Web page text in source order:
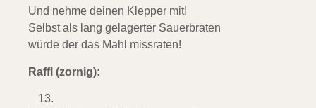
Und nehme deinen Klepper mit!
Selbst als lang gelagerter Sauerbraten
würde der das Mahl missraten!
Raffl (zornig):